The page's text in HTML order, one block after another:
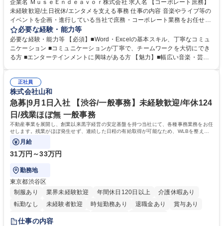
企業名 ＭｕｓｅＥｎｄｅａｖｏｒ株式会社 求人名 【コーポレート庶務】
未経験歓迎/土日祝休/エンタメを支える事務 仕事の内容 音楽やライブ等の
イベントを企画・進行している当社で庶務・コーポレート業務をお任せし
ます。幅広い音楽・芸能業務のインフラとなる社内業務全般をサポート
し、チームの円滑な運営を支えていただきます。 ■社内の庶務・一般事務
全般、書類整理、備品管理・発注 ■郵便物の仕分け、来客・電話対応、社
内環境の維持サポート ■経理や人事/採用の外注事業者とのやりとり・プロ
す。 ※業務の変更範囲：会社の定める業務※ 募集職種 【コーポレート庶
務】未経験歓迎/土日祝休/エンタメを支える事務
必要な経験・能力等
必要な経験・能力等 【必須】■Word・Excelの基本スキル、丁寧なコミュ
ニケーション ■コミュニケーションが丁寧で、チームワークを大切にでき
る方 ■エンターテインメントに興味がある方 【魅力】■幅広い音楽・芸能
ルーティンワークに留まらず、外注事業者との連携や業務プロセスの推進
など、自らの裁量で組織の仕組みづくりに関われるやりがいがあります。
■土日祝休みで、プライベートと両立しながら専門スキルを磨ける環境で
す。 学歴・資格 学歴：大学院 大学 高専 短大 専修学校 高校 語学力： 資
格：
正社員
株式会社山和
急募|9月1日入社 【渋谷/一般事務】未経験歓迎/年休124
日/残業ほぼ無 一般事務
不動産事業を展開し、創業以来黒字経営の安定基盤を持つ当社にて、各種事務業務をお任
せします。残業がほぼ発生せず、連続した日程の有給取得が可能なため、WLBを整えた
い方にお勧めの環境です！
月給
31万円～33万円
勤務地
東京都渋谷区
制服あり
業界未経験歓迎 年間休日120日以上
介護休暇あり
転勤なし
未経験者歓迎 時短勤務あり 退職金あり
賞与あり
育休あり
完全週休2日制
仕事の内容